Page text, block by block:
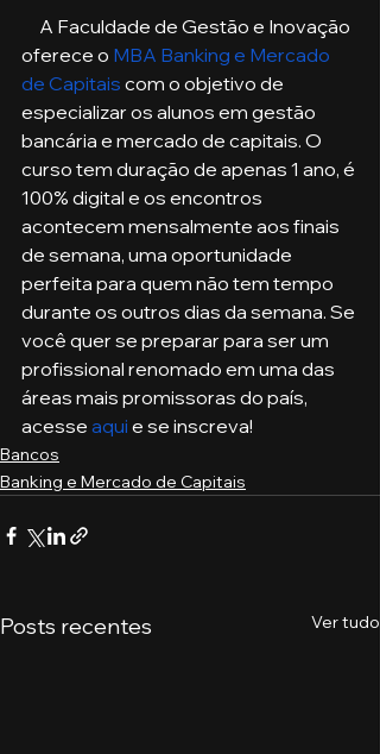
oferece o MBA Banking e Mercado
de Capitais com o objetivo de
especializar os alunos em gestão
bancária e mercado de capitais. O
curso tem duração de apenas 1 ano, é
100% digital e os encontros
acontecem mensalmente aos finais
de semana, uma oportunidade
perfeita para quem não tem tempo
durante os outros dias da semana. Se
você quer se preparar para ser um
profissional renomado em uma das
áreas mais promissoras do país,
acesse aqui e se inscreva!
Bancos
Banking e Mercado de Capitais
Posts recentes Ver tudo